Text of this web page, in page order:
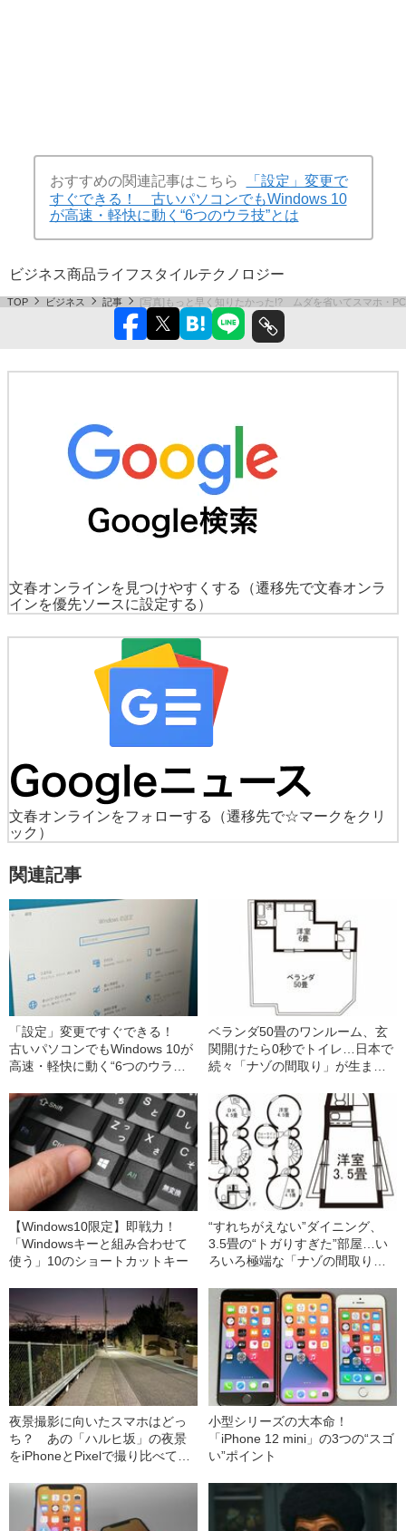
おすすめの関連記事はこちら
「設定」変更で
すぐできる！ 古いパソコンでもWindows 10
が高速・軽快に動く“6つのウラ技”とは
ビジネス商品ライフスタイルテクノロジー
TOP ビジネス 記事 [写真]もっと早く知りたかった!? ムダを省いてスマホ・
文春オンラインを見つけやすくする
（遷移先で文春オンラ
インを優先ソースに設定する）
文春オンラインをフォローする
（遷移先で☆マークをクリ
ック）
関連記事
「設定」変更ですぐできる！
古いパソコンでもWindows 10が
高速・軽快に動く“6つのウラ
ベランダ50畳のワンルーム、玄
関開けたら0秒でトイレ…日本で
続々「ナゾの間取り」が生まれ
【Windows10限定】即戦力！
「Windowsキーと組み合わせて
使う」10のショートカットキー
“すれちがえない”ダイニング、
3.5畳の“トガりすぎた”部屋…い
ろいろ極端な「ナゾの間取り」
夜景撮影に向いたスマホはどっ
ち？ あの「ハルヒ坂」の夜景
をiPhoneとPixelで撮り比べてみ
小型シリーズの大本命！
「iPhone 12 mini」の3つの“スゴ
い”ポイント